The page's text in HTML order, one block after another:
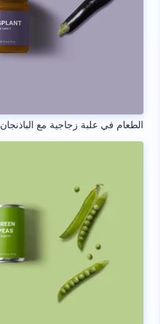
الطعام في علبة زجاجية مع الباذنجان